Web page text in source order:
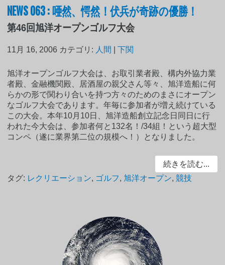
NEWS 063 : 唖然、愕然！伏兵が奇跡の優勝！
第46回旭洋オープンゴルフ大会
11月 16, 2006 カテゴリ: 人間 |下関
旭洋オープンゴルフ大会は、お取引業者殿、構内外協力業
者殿、金融機関殿、居酒屋の親父さん等々、旭洋造船に何
らかの形で関わり合いを持つ方々のためのまさにオープン
なゴルフ大会であります。年毎に参加者が増え続けている
この大会。本年10月10日、旭洋造船創立記念日同日に行
われた今大会は、参加者何と132名！/34組！という超大型
コンペ（遂に業界第二位の規模へ！）となりました。
続きを読む...
タグ: レクリエーション, ゴルフ, 旭洋オープン,競技